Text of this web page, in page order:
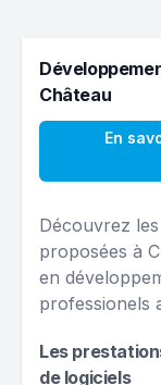
Château
En
Découvrez
proposées à
en
professionels
Les
de logiciels